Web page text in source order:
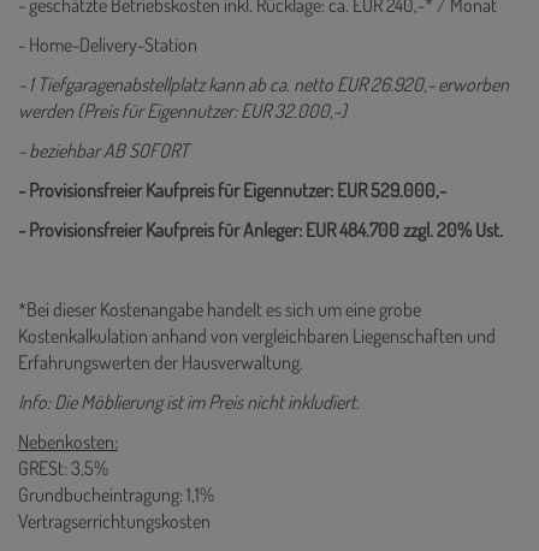
- geschätzte Betriebskosten inkl. Rücklage: ca. EUR 240,-* / Monat
- Home-Delivery-Station
- 1 Tiefgaragenabstellplatz kann ab ca. netto EUR 26.920,- erworben
werden (Preis für Eigennutzer: EUR 32.000,-)
- beziehbar AB SOFORT
- Provisionsfreier Kaufpreis für Eigennutzer: EUR 529.000,-
- Provisionsfreier Kaufpreis für Anleger: EUR 484.700 zzgl. 20% Ust.
*Bei dieser Kostenangabe handelt es sich um eine grobe
Kostenkalkulation anhand von vergleichbaren Liegenschaften und
Erfahrungswerten der Hausverwaltung.
Info: Die Möblierung ist im Preis nicht inkludiert.
Nebenkosten:
GRESt: 3,5%
Grundbucheintragung: 1,1%
Vertragserrichtungskosten